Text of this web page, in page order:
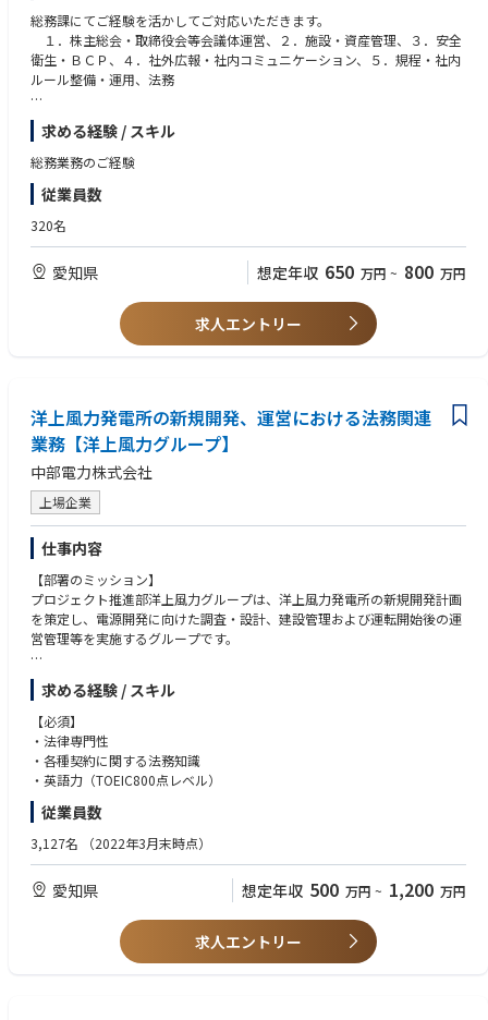
総務課にてご経験を活かしてご対応いただきます。
１．株主総会・取締役会等会議体運営、２．施設・資産管理、３．安全
衛生・ＢＣＰ、４．社外広報・社内コミュニケーション、５．規程・社内
ルール整備・運用、法務
同社は創業100年を越える、洗車機製造メーカー。過去には、移動式ブラ
シ付門型洗車機の累計販売台数で世界ナンバー１として実績を残すほど、
製品開発には定評がありますが、先の50～100年を見据えた場合、更なる
求める経験 / スキル
総務業務のご経験
従業員数
320名
愛知県 想定年収 650 万円 ~ 800 万円
求人エントリー
洋上風力発電所の新規開発、運営における法務関連
業務【洋上風力グループ】
中部電力株式会社
上場企業
仕事内容
【部署のミッション】
プロジェクト推進部洋上風力グループは、洋上風力発電所の新規開発計画
を策定し、電源開発に向けた調査・設計、建設管理および運転開始後の運
営管理等を実施するグループです。
再生可能エネルギーカンパニーでは、脱炭素化社会の実現のために「再生
可能エネルギーを2030年頃までに320万kW以上拡大」というチャレンジ
ングな目標を掲げて、再エネ電源の積極的な導入を目指しております。
【業務内容】
洋上風力発電所の新規開発、運営に伴うプロジェクト関連契約およびリス
【具体的には】
発電所の新規開発に伴う下記業務を実施
・事業化検討段階における法務対応
・プロジェクト関連契約および融資契約等の締結に関する協議、交渉
・投資意思決定時のリスク評価
・運転開始後の法務対応
求める経験 / スキル
【必須】
・法律専門性
・各種契約に関する法務知識
・英語力（TOEIC800点レベル）
従業員数
3,127名 （2022年3月末時点）
愛知県 想定年収 500 万円 ~ 1,200 万円
求人エントリー